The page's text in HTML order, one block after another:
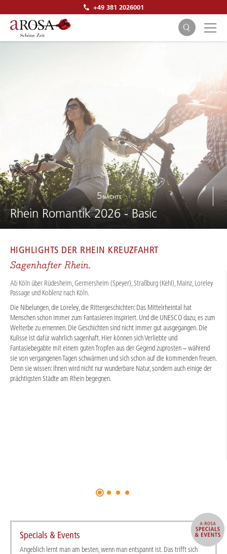
+49 381 2026001
SUCHEN
5NÄCHTE
Rhein Romantik 2026 - Basic
HIGHLIGHTS DER RHEIN KREUZFAHRT
Sagenhafter Rhein.
Ab Köln über Rüdesheim, Germersheim (Speyer), Straßburg (Kehl), Mainz, Loreley
Passage und Koblenz nach Köln.
Die Nibelungen, die Loreley, die Rittergeschichten: Das Mittelrheintal hat
Menschen schon immer zum Fantasieren inspiriert. Und die UNESCO dazu, es zum
Welterbe zu ernennen. Die Geschichten sind nicht immer gut ausgegangen. Die
Kulisse ist dafür wahrlich sagenhaft. Hier können sich Verliebte und
Fantasiebegabte mit einem guten Tropfen aus der Gegend zuprosten – während
sie von vergangenen Tagen schwärmen und sich schon auf die kommenden freuen.
Denn sie wissen: Ihnen wird nicht nur wunderbare Natur, sondern auch einige der
prächtigsten Städte am Rhein begegnen.
Specials & Events
Angeblich lernt man am besten, wenn man entspannt ist. Das trifft sich